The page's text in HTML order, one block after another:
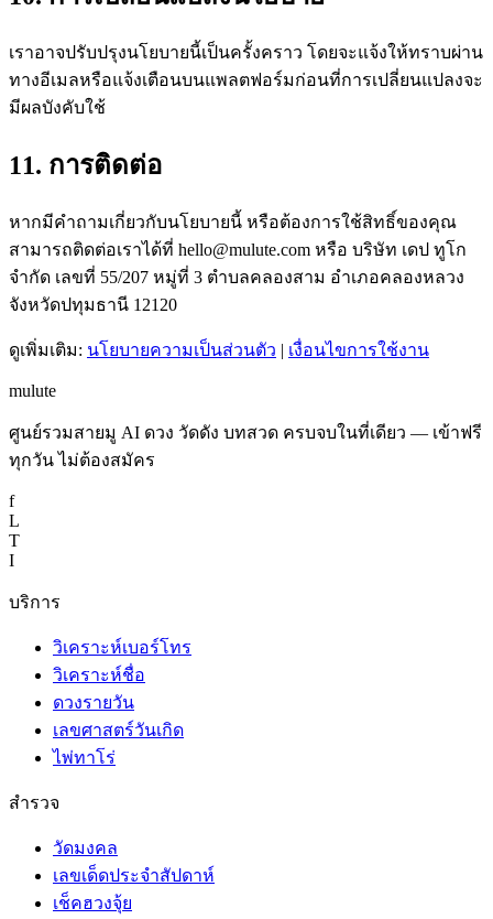
เราอาจปรับปรุงนโยบายนี้เป็นครั้งคราว โดยจะแจ้งให้ทราบผ่าน
ทางอีเมลหรือแจ้งเตือนบนแพลตฟอร์มก่อนที่การเปลี่ยนแปลงจะ
มีผลบังคับใช้
11. การติดต่อ
หากมีคำถามเกี่ยวกับนโยบายนี้ หรือต้องการใช้สิทธิ์ของคุณ
สามารถติดต่อเราได้ที่ hello@mulute.com หรือ บริษัท เดป ทูโก
จำกัด เลขที่ 55/207 หมู่ที่ 3 ตำบลคลองสาม อำเภอคลองหลวง
จังหวัดปทุมธานี 12120
ดูเพิ่มเติม: นโยบายความเป็นส่วนตัว | เงื่อนไขการใช้งาน
mulute
ศูนย์รวมสายมู AI ดวง วัดดัง บทสวด ครบจบในที่เดียว — เข้าฟรี
ทุกวัน ไม่ต้องสมัคร
f
L
T
I
บริการ
วิเคราะห์เบอร์โทร
วิเคราะห์ชื่อ
ดวงรายวัน
เลขศาสตร์วันเกิด
ไพ่ทาโร่
สำรวจ
วัดมงคล
เลขเด็ดประจำสัปดาห์
เช็คฮวงจุ้ย